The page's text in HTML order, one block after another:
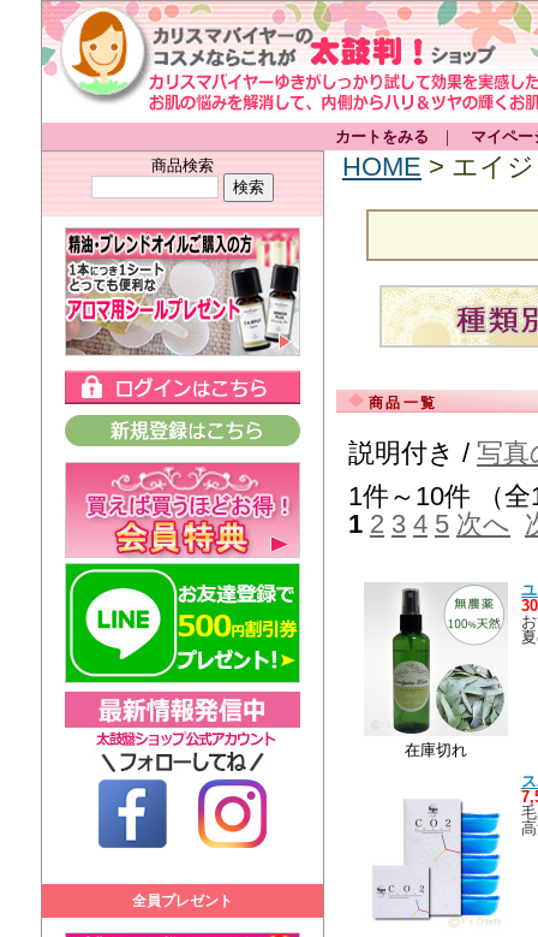
カートをみる ｜
マイペー
商品検索
全員プレゼント
HOME > エイ
商品一覧
説明付き / 写真
1件～10件 （
1 2 3 4 5 次へ
在庫切れ